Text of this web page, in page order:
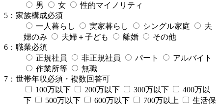
男
女
性的マイノリティ
5：家族構成必須
一人暮らし
実家暮らし シングル家庭
夫
婦のみ
夫婦＋子ども 離婚
その他
6：職業必須
正規社員
非正規社員 パート
アルバイト
作業所等
無職
7：世帯年収必須・複数回答可
100万以下
200万以下 300万以下
400万以
下
500万以下 600万以下 700万以上
生活保